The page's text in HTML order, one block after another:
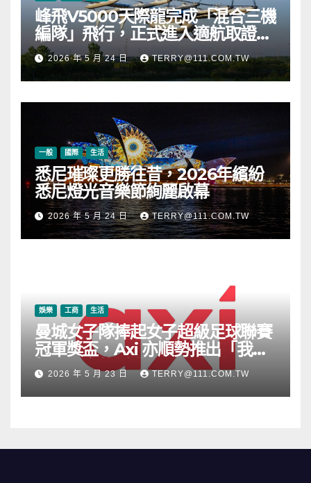
峰飛V5000天際龍完成「混合三機
編隊」飛行，正式進入適航取證階
段2026 年 5 月 24 日 TERRY@111.COM.TW
一般 國際 生活
悉尼璀璨更勝往昔，2026年繽紛
悉尼燈光音樂節絢麗啟幕
2026 年 5 月 24 日 TERRY@111.COM.TW
娛樂 工商 生活
曼城女子隊捧起女子超級足球聯賽
冠軍獎盃，Axi 亦順勢推出「我的
根源」宣傳活動
2026 年 5 月 23 日 TERRY@111.COM.TW